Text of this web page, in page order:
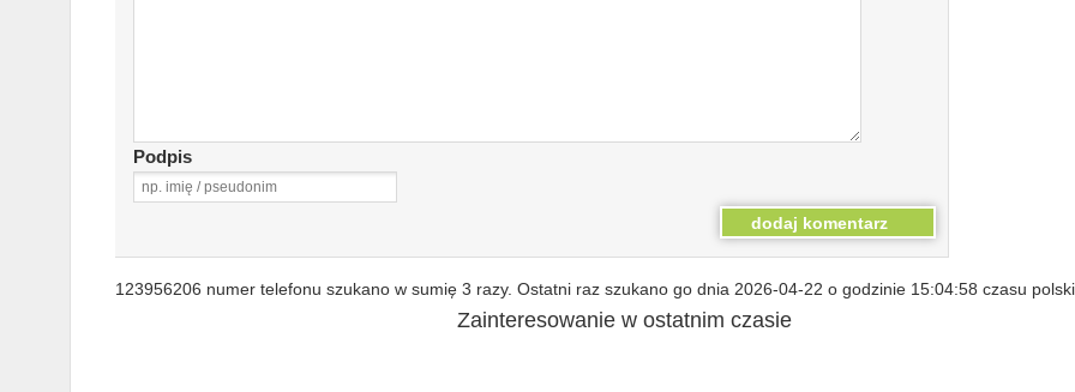
Podpis
123956206 numer telefonu szukano w sumię 3 razy. Ostatni raz szukano go dnia 2026-04-22 o godzinie 15:04:58 czasu
Zainteresowanie w ostatnim czasie